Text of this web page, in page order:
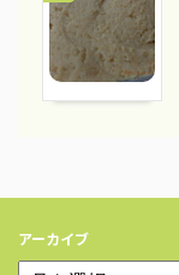
アーカイブ